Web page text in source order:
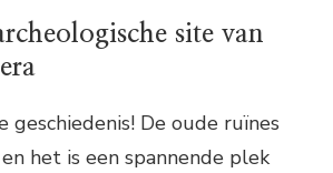
site van
geschiedenis! De oude ruïnes
het is een spannende plek